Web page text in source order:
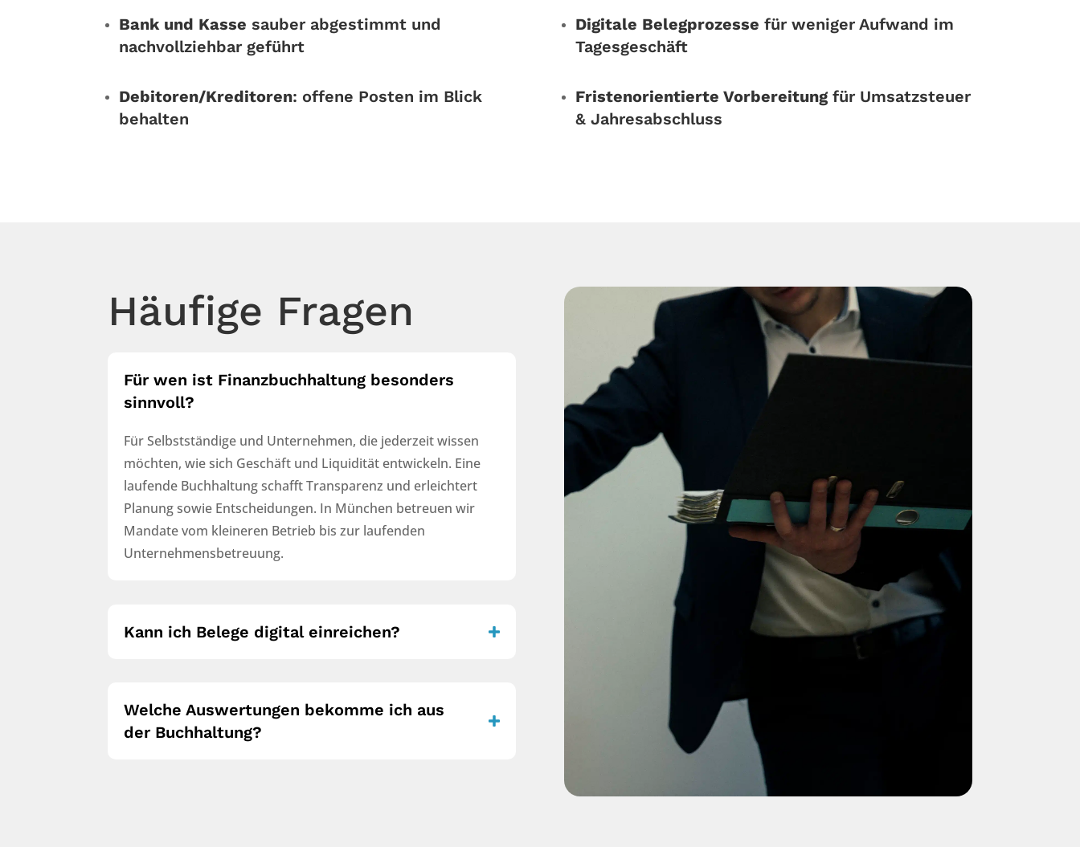
Bank und Kasse sauber abgestimmt und
nachvollziehbar geführt
Debitoren/Kreditoren: offene Posten im Blick
behalten
Digitale Belegprozesse für weniger Aufwand im
Tagesgeschäft
Fristenorientierte Vorbereitungfür Umsatzsteuer
& Jahresabschluss
Häufige Fragen
Für wen ist Finanzbuchhaltung besonders
sinnvoll?
Für Selbstständige und Unternehmen, die jederzeit wissen
möchten, wie sich Geschäft und Liquidität entwickeln. Eine
laufende Buchhaltung schafft Transparenz und erleichtert
Planung sowie Entscheidungen. In München betreuen wir
Mandate vom kleineren Betrieb bis zur laufenden
Unternehmensbetreuung.
Kann ich Belege digital einreichen?
Welche Auswertungen bekomme ich aus
der Buchhaltung?